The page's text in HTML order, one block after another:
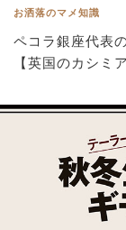
お洒落のマメ知識
ペコラ銀座代表
【英国のカシミ